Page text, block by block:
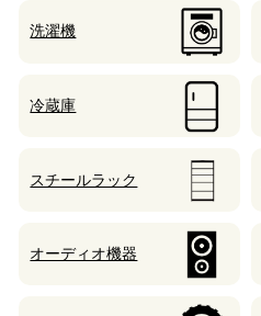
洗濯機
冷蔵庫
スチールラック
オーディオ機器